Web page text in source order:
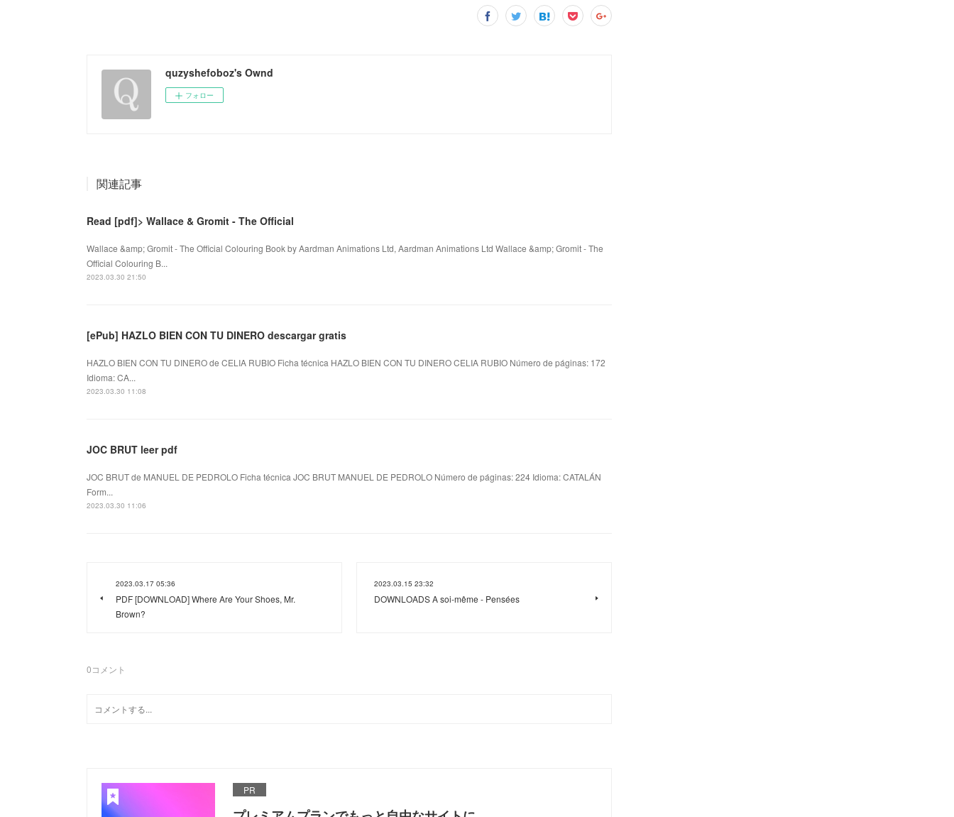
quzyshefoboz's Ownd
フォロー
関連記事
Read [pdf]> Wallace & Gromit - The Official
Wallace &amp; Gromit - The Official Colouring Book by Aardman Animations Ltd, Aardman Animations Ltd Wallace &amp; Gromit - The
Official Colouring B...
2023.03.30 21:50
[ePub] HAZLO BIEN CON TU DINERO descargar gratis
HAZLO BIEN CON TU DINERO de CELIA RUBIO Ficha técnica HAZLO BIEN CON TU DINERO CELIA RUBIO Número de páginas: 172
Idioma: CA...
2023.03.30 11:08
JOC BRUT leer pdf
JOC BRUT de MANUEL DE PEDROLO Ficha técnica JOC BRUT MANUEL DE PEDROLO Número de páginas: 224 Idioma: CATALÁN
Form...
2023.03.30 11:06
2023.03.17 05:36
PDF [DOWNLOAD] Where Are Your Shoes, Mr.
Brown?
2023.03.15 23:32
DOWNLOADS A soi-même - Pensées
0コメント
PR